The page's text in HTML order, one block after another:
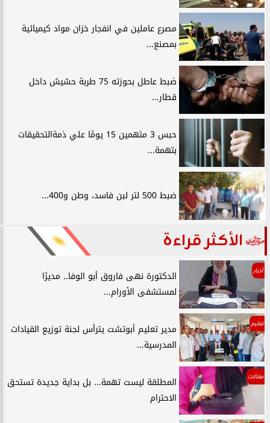
مصرع عاملين في انفجار خزان مواد كيميائية
بمصنع...
ضبط عاطل بحوزته 75 طربة حشيش داخل
قطار...
حبس 3 متهمين 15 يومًا علي ذمةالتحقيقات
بتهمة...
ضبط 500 لتر لبن فاسد، وطن و400...
الأكثر قراءة
أخبار
الدكتورة نهى فاروق أبو الوفا.. مديرًا
لمستشفى الأورام...
تعليم
مدير تعليم أبوتشت يترأس لجنة توزيع القيادات
المدرسية...
مقالات
المطلقة ليست تهمة... بل بداية جديدة تستحق
الاحترام